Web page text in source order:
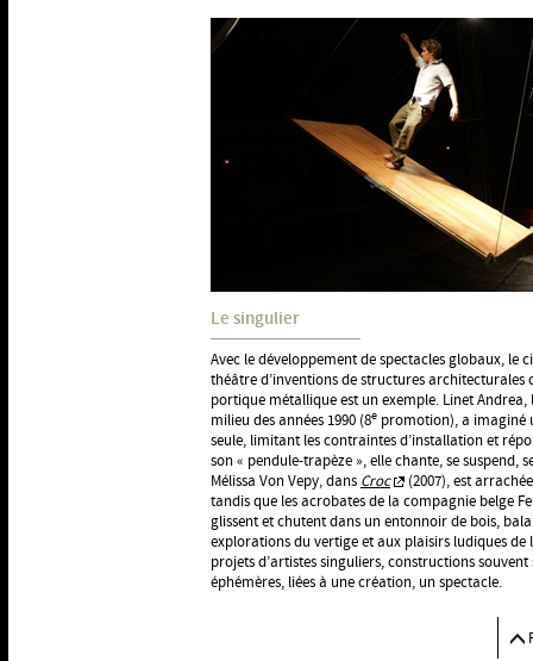
Le singulier
Avec le développement de spectacles globaux, le
théâtre d’inventions de structures
portique métallique est un exemple. Linet Andrea,
milieu des années 1990 (8e promotion), a imaginé
seule, limitant les contraintes d’installation et
son « pendule-trapèze », elle chante, se suspend,
Mélissa Von Vepy, dans Croc
(2007), est
tandis que les acrobates de la compagnie belge
glissent et chutent dans un entonnoir de bois,
explorations du vertige et aux plaisirs ludiques de
projets d’artistes singuliers, constructions
éphémères, liées à une création, un spectacle.